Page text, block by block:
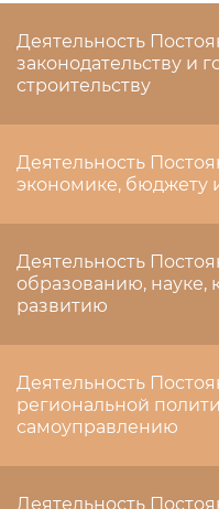
Деятельность
законодательству и
строительству
Деятельность
экономике, бюджету
Деятельность
образованию, науке,
развитию
Деятельность
региональной
самоуправлению
Деятельность